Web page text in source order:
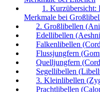
1. Kurzübersicht:
Merkmale bei
2. Großlibellen
Edellibellen
Falkenlibellen
Flussjungfern
Quelljungfern
Segellibellen
3. Kleinlibellen
Prachtlibellen